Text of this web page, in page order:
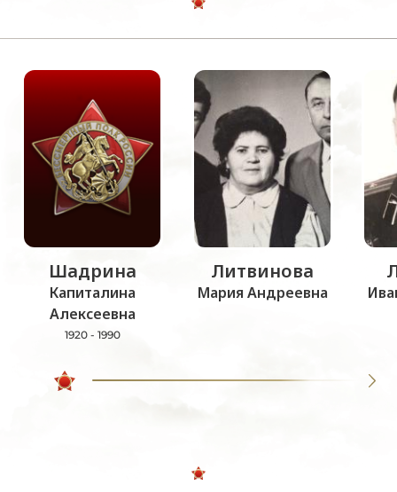
Шадрина
Капиталина
Алексеевна
1920 - 1990
Литвинова
Мария Андреевна